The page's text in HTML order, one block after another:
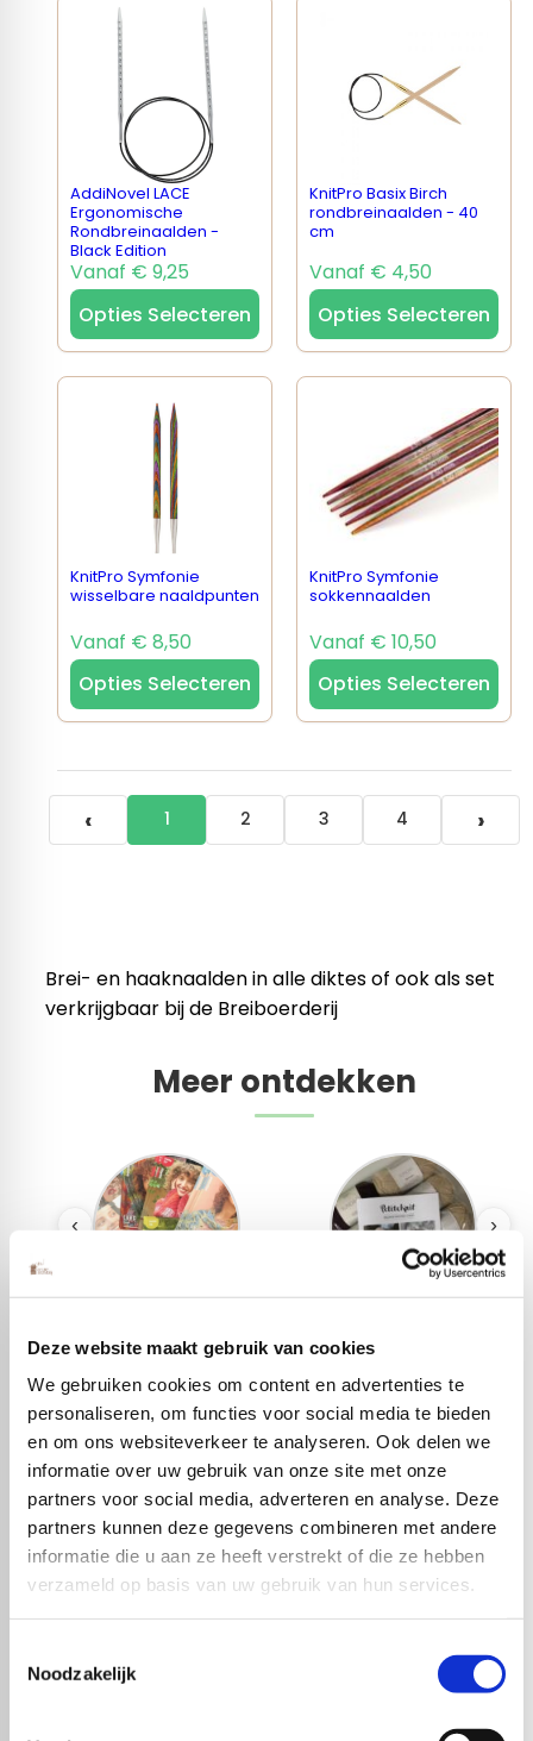
Deze website maakt gebruik van cookies
We gebruiken cookies om content en advertenties te
personaliseren, om functies voor social media te bieden
en om ons websiteverkeer te analyseren. Ook delen we
informatie over uw gebruik van onze site met onze
partners voor social media, adverteren en analyse. Deze
partners kunnen deze gegevens combineren met andere
informatie die u aan ze heeft verstrekt of die ze hebben
verzameld op basis van uw gebruik van hun services.
Noodzakelijk
AddiNovel LACE
Ergonomische
Rondbreinaalden -
Black Edition
Vanaf € 9,25
Opties Selecteren
KnitPro Basix Birch
rondbreinaalden - 40
cm
Vanaf € 4,50
Opties Selecteren
KnitPro Symfonie
wisselbare naaldpunten
Vanaf € 8,50
Opties Selecteren
KnitPro Symfonie
sokkennaalden
Vanaf € 10,50
Opties Selecteren
‹ 1 2 3 4 ›
Brei- en haaknaalden in alle diktes of ook als set
verkrijgbaar bij de Breiboerderij
Meer ontdekken
‹ ›
Haakpakketten